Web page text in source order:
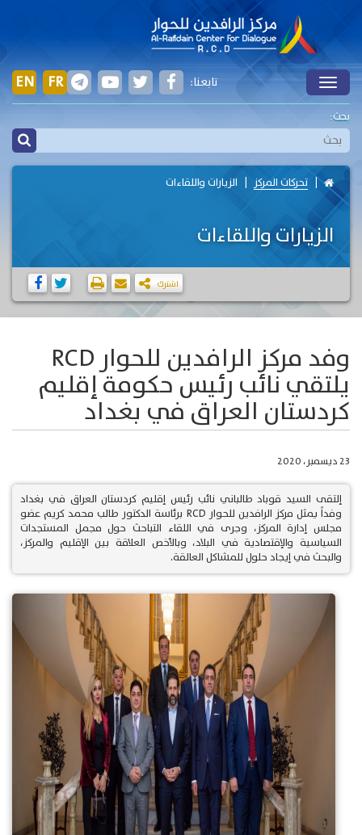
Toggle
EN FR تابعنا:
بحث:
تحركات المركز الزيارات واللقاءات
الزيارات واللقاءات
اشترك
وفد مركز الرافدين للحوار RCD
يلتقي نائب رئيس حكومة إقليم
كردستان العراق في بغداد
23 ديسمبر، 2020
إلتقى السيد قوباد طالباني نائب رئيس إقليم كردستان العراق في بغداد
وفداً يمثل مركز الرافدين للحوار RCD برئاسة الدكتور طالب محمد كريم عضو
مجلس إدارة المركز، وجرى في اللقاء التباحث حول مجمل المستجدات
السياسية والإقتصادية في البلاد، وبالأخص العلاقة بين الإقليم والمركز،
والبحث في إيجاد حلول للمشاكل العالقة.